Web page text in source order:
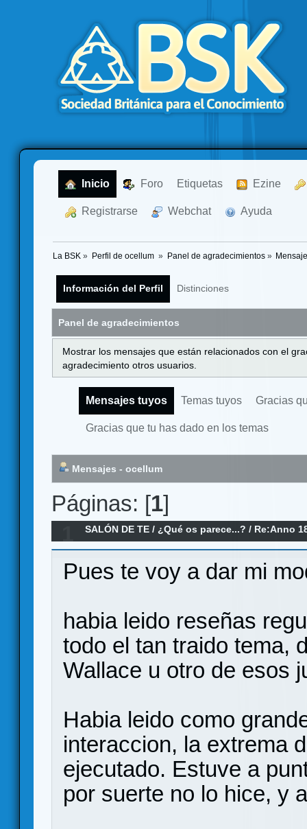
Inicio Foro Etiquetas Ezine
Registrarse Webchat Ayuda
La BSK » Perfil de ocellum » Panel de agradecimientos»
Información del Perfil Distinciones
Panel de agradecimientos
Mostrar los mensajes que están relacionados con el
agradecimiento otros usuarios.
Mensajes tuyos Temas tuyos Gracias
Gracias que tu has dado en los temas
Mensajes - ocellum
Páginas: [1]
SALÓN DE TE /¿Qué os parece...? / Re:Anno
Pues te voy a dar mi
habia leido reseñas
todo el tan traido tema,
Wallace u otro de esos
Habia leido como
interaccion, la extrema
ejecutado. Estuve a
por suerte no lo hice, y